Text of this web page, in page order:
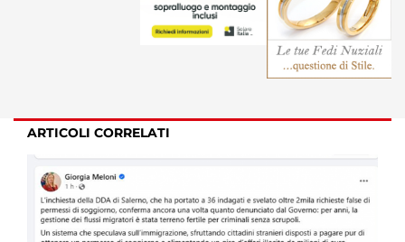
ARTICOLI CORRELATI